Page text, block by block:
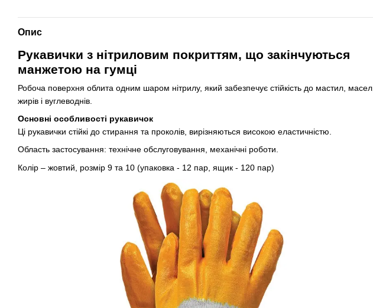
Опис
Рукавички з нітриловим покриттям, що закінчуються
манжетою на гумці
Робоча поверхня облита одним шаром нітрилу, який забезпечує стійкість до мастил, масел,
жирів і вуглеводнів.
Основні особливості рукавичок
Ці рукавички стійкі до стирання та проколів, вирізняються високою еластичністю.
Область застосування: технічне обслуговування, механічні роботи.
Колір – жовтий, розмір 9 та 10 (упаковка - 12 пар, ящик - 120 пар)